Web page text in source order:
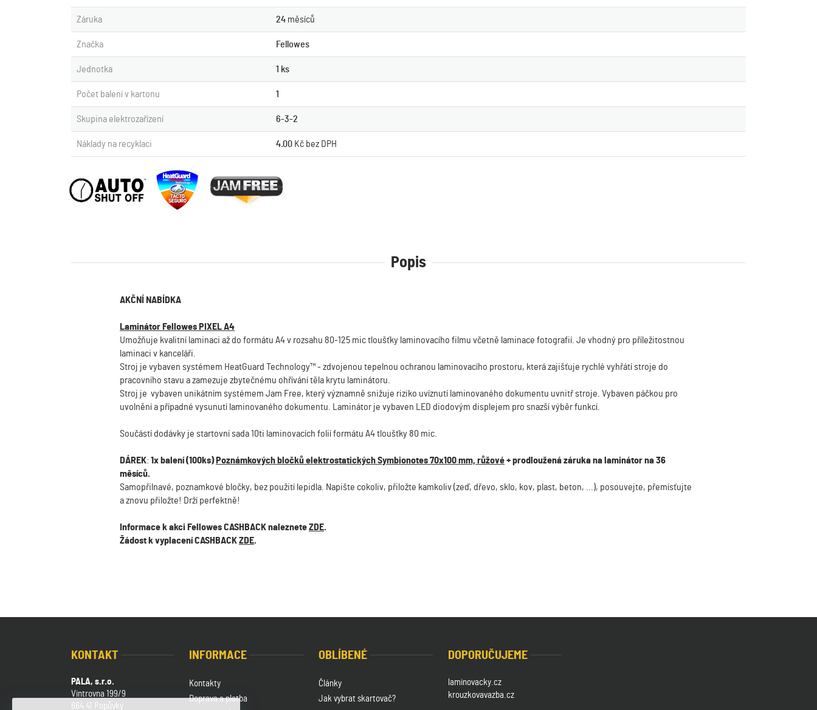
Záruka 24 měsíců
Značka Fellowes
Jednotka 1 ks
Počet balení v kartonu 1
Skupina elektrozařízení 6-3-2
Náklady na recyklaci 4.00 Kč bez DPH
Popis
AKČNÍ NABÍDKA
Laminátor Fellowes PIXEL A4
Umožňuje kvalitní laminaci až do formátu A4 v rozsahu 80-125 mic tloušťky laminovacího filmu včetně laminace fotografií. Je vhodný pro příležitostnou
laminaci v kanceláři.
Stroj je vybaven systémem HeatGuard Technology™ - zdvojenou tepelnou ochranou laminovacího prostoru, která zajišťuje rychlé vyhřátí stroje do
pracovního stavu a zamezuje zbytečnému ohřívání těla krytu laminátoru.
Stroj je vybaven unikátním systémem Jam Free, který významně snižuje riziko uvíznutí laminovaného dokumentu uvnitř stroje. Vybaven páčkou pro
uvolnění a případné vysunutí laminovaného dokumentu. Laminátor je vybaven LED diodovým displejem pro snazší výběr funkcí.
Součástí dodávky je startovní sada 10ti laminovacích folií formátu A4 tloušťky 80 mic.
DÁREK: 1x balení (100ks) Poznámkových bločků elektrostatických Symbionotes 70x100 mm, růžové+ prodloužená záruka na laminátor na 36
měsíců.
Samopřilnavé, poznamkové bločky, bez použití lepidla. Napište cokoliv, přiložte kamkoliv (zeď, dřevo, sklo, kov, plast, beton, ...), posouvejte, přemísťujte
a znovu přiložte! Drží perfektně!
Informace k akci Fellowes CASHBACK nalezneteZDE.
Žádost k vyplacení CASHBACKZDE.
KONTAKT
PALA, s.r.o.
Vintrovna 199/9
664 41 Popůvky
INFORMACE
Kontakty
Doprava a platba
OBLÍBENÉ
Články
Jak vybrat skartovač?
DOPORUČUJEME
laminovacky.cz
krouzkovavazba.cz